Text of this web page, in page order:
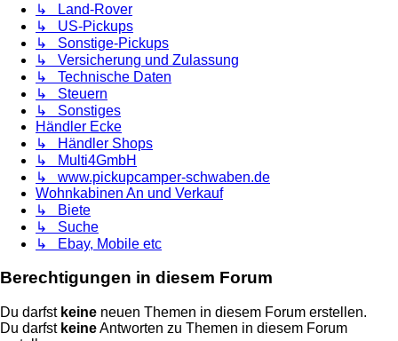
↳ Land-Rover
↳ US-Pickups
↳ Sonstige-Pickups
↳ Versicherung und Zulassung
↳ Technische Daten
↳ Steuern
↳ Sonstiges
Händler Ecke
↳ Händler Shops
↳ Multi4GmbH
↳ www.pickupcamper-schwaben.de
Wohnkabinen An und Verkauf
↳ Biete
↳ Suche
↳ Ebay, Mobile etc
Berechtigungen in diesem Forum
Du darfst keine neuen Themen in diesem Forum erstellen.
Du darfst keineAntworten zu Themen in diesem Forum